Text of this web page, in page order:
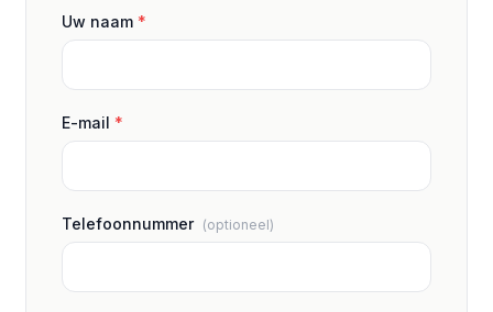
Uw naam *
E-mail *
Telefoonnummer (optioneel)